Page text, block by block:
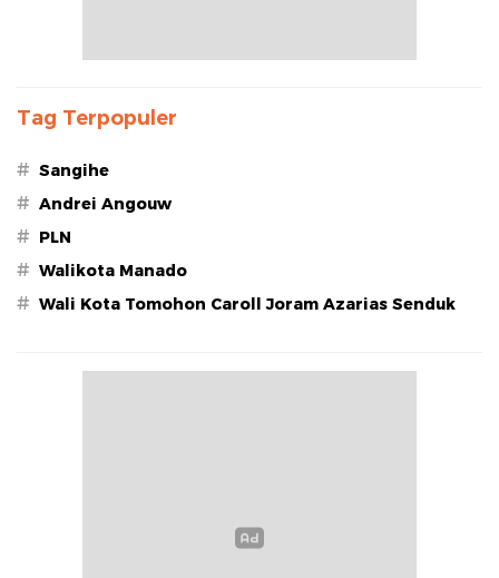
Tag Terpopuler
# Sangihe
# Andrei Angouw
# PLN
# Walikota Manado
# Wali Kota Tomohon Caroll Joram Azarias Senduk